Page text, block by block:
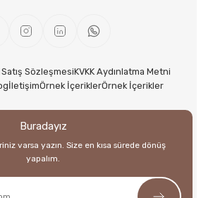
SözleşmesiKVKK Aydınlatma Metni
İletişimÖrnek İçeriklerÖrnek İçerikler
Buradayız
varsa yazın. Size en kısa sürede dönüş
yapalım.